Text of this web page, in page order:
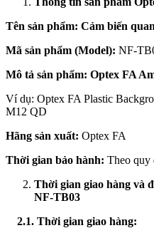
Tên sản phẩm: Cảm biến
Mã sản phẩm (Model): NF-
Mô tả sản phẩm: Optex FA
Ví dụ: Optex FA Plastic
M12 QD
Hãng sản xuất: Optex FA
Thời gian bảo hành: Theo quy
Thời gian giao hàng và
NF-TB03
2.1. Thời gian giao hàng: